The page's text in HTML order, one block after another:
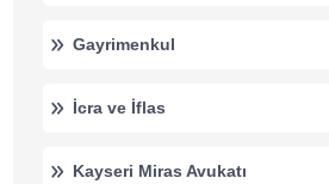
Gayrimenkul
İcra ve İflas
Kayseri Miras Avukatı